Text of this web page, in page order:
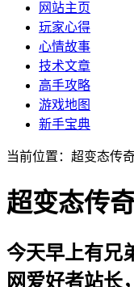
网站主页
玩家心得
心情故事
技术文章
高手攻略
游戏地图
新手宝典
当前位置：超变态传
超变态传
今天早上有兄
网爱好者站长